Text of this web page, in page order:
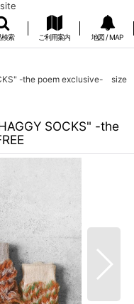
検索 ご利用案内 地図 / MAP
-the poem exclusive- size
SOCKS" -the